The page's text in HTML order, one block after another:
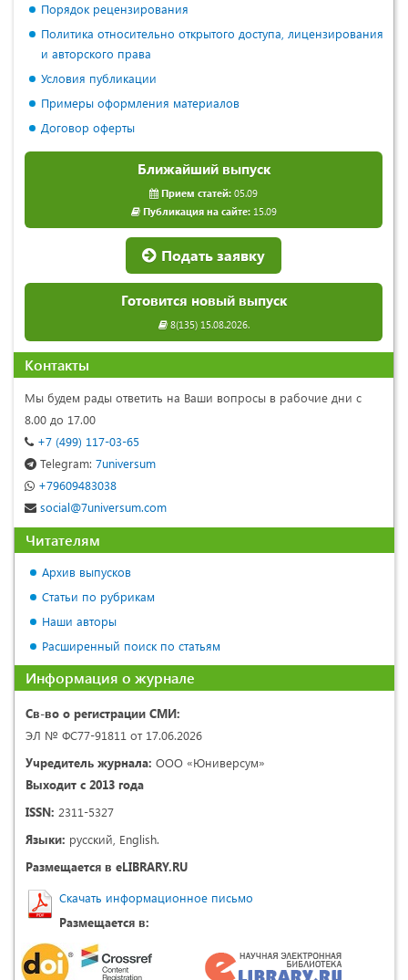
Порядок рецензирования
Политика относительно открытого доступа, лицензирования
и авторского права
Условия публикации
Примеры оформления материалов
Договор оферты
Ближайший выпуск
Прием статей: 05.09
Публикация на сайте:15.09
Подать заявку
Готовится новый выпуск
8(135) 15.08.2026.
Контакты
Мы будем рады ответить на Ваши вопросы в рабочие дни с
8.00 до 17.00
+7 (499) 117-03-65
Telegram: 7universum
+79609483038
social@7universum.com
Читателям
Архив выпусков
Статьи по рубрикам
Наши авторы
Расширенный поиск по статьям
Информация о журнале
Св-во о регистрации СМИ:
ЭЛ № ФС77-91811 от 17.06.2026
Учредитель журнала: ООО «Юниверсум»
Выходит с 2013 года
ISSN: 2311-5327
Языки: русский, English.
Размещается в eLIBRARY.RU
Скачать информационное письмо
Размещается в: